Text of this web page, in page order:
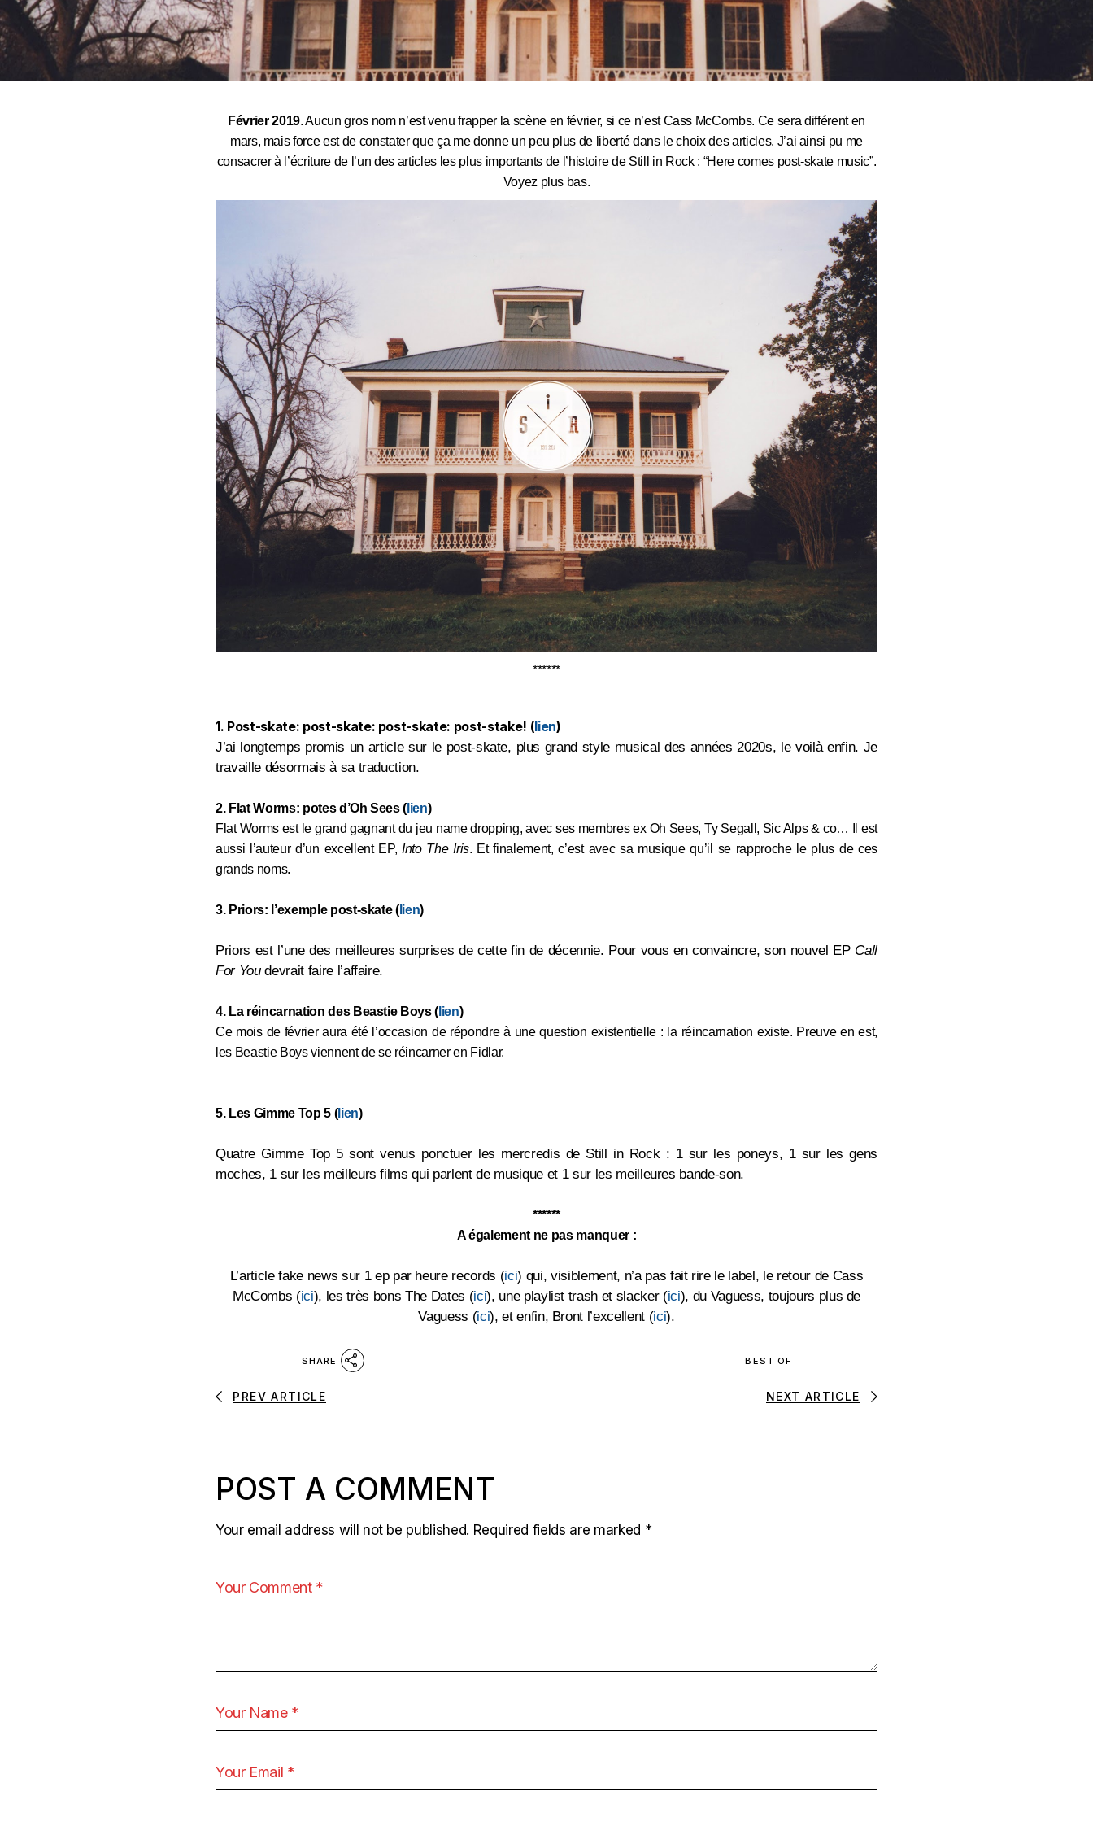
Février 2019. Aucun gros nom n’est venu frapper la scène en février, si ce n’est Cass McCombs. Ce sera différent en
mars, mais force est de constater que ça me donne un peu plus de liberté dans le choix des articles. J’ai ainsi pu me
consacrer à l’écriture de l’un des articles les plus importants de l’histoire de Still in Rock : “Here comes post-skate music”.
Voyez plus bas.
******
1. Post-skate: post-skate: post-skate: post-stake! (lien)
J’ai longtemps promis un article sur le post-skate, plus grand style musical des années 2020s, le voilà enfin. Je
travaille désormais à sa traduction.
2. Flat Worms: potes d’Oh Sees( lien)
Flat Worms est le grand gagnant du jeu name dropping, avec ses membres ex Oh Sees, Ty Segall, Sic Alps & co… Il est
aussi l’auteur d’un excellent EP, Into The Iris. Et finalement, c’est avec sa musique qu’il se rapproche le plus de ces
grands noms.
3. Priors: l’exemple post-skate (lien)
Priors est l’une des meilleures surprises de cette fin de décennie. Pour vous en convaincre, son nouvel EP Call
For Youdevrait faire l’affaire.
4. La réincarnation des Beastie Boys ( lien)
Ce mois de février aura été l’occasion de répondre à une question existentielle : la réincarnation existe. Preuve en est,
les Beastie Boys viennent de se réincarner en Fidlar.
5. Les Gimme Top 5 (lien)
Quatre Gimme Top 5 sont venus ponctuer les mercredis de Still in Rock : 1 sur les poneys, 1 sur les gens
moches, 1 sur les meilleurs films qui parlent de musique et 1 sur les meilleures bande-son.
******
A également ne pas manquer :
L’article fake news sur 1 ep par heure records (ici) qui, visiblement, n’a pas fait rire le label, le retour de Cass
McCombs (ici), les très bons The Dates (ici), une playlist trash et slacker (ici), du Vaguess, toujours plus de
Vaguess (ici), et enfin, Bront l’excellent (ici).
SHARE BEST OF
PREV ARTICLE NEXT ARTICLE
POST A COMMENT
Your email address will not be published. Required fields are marked *